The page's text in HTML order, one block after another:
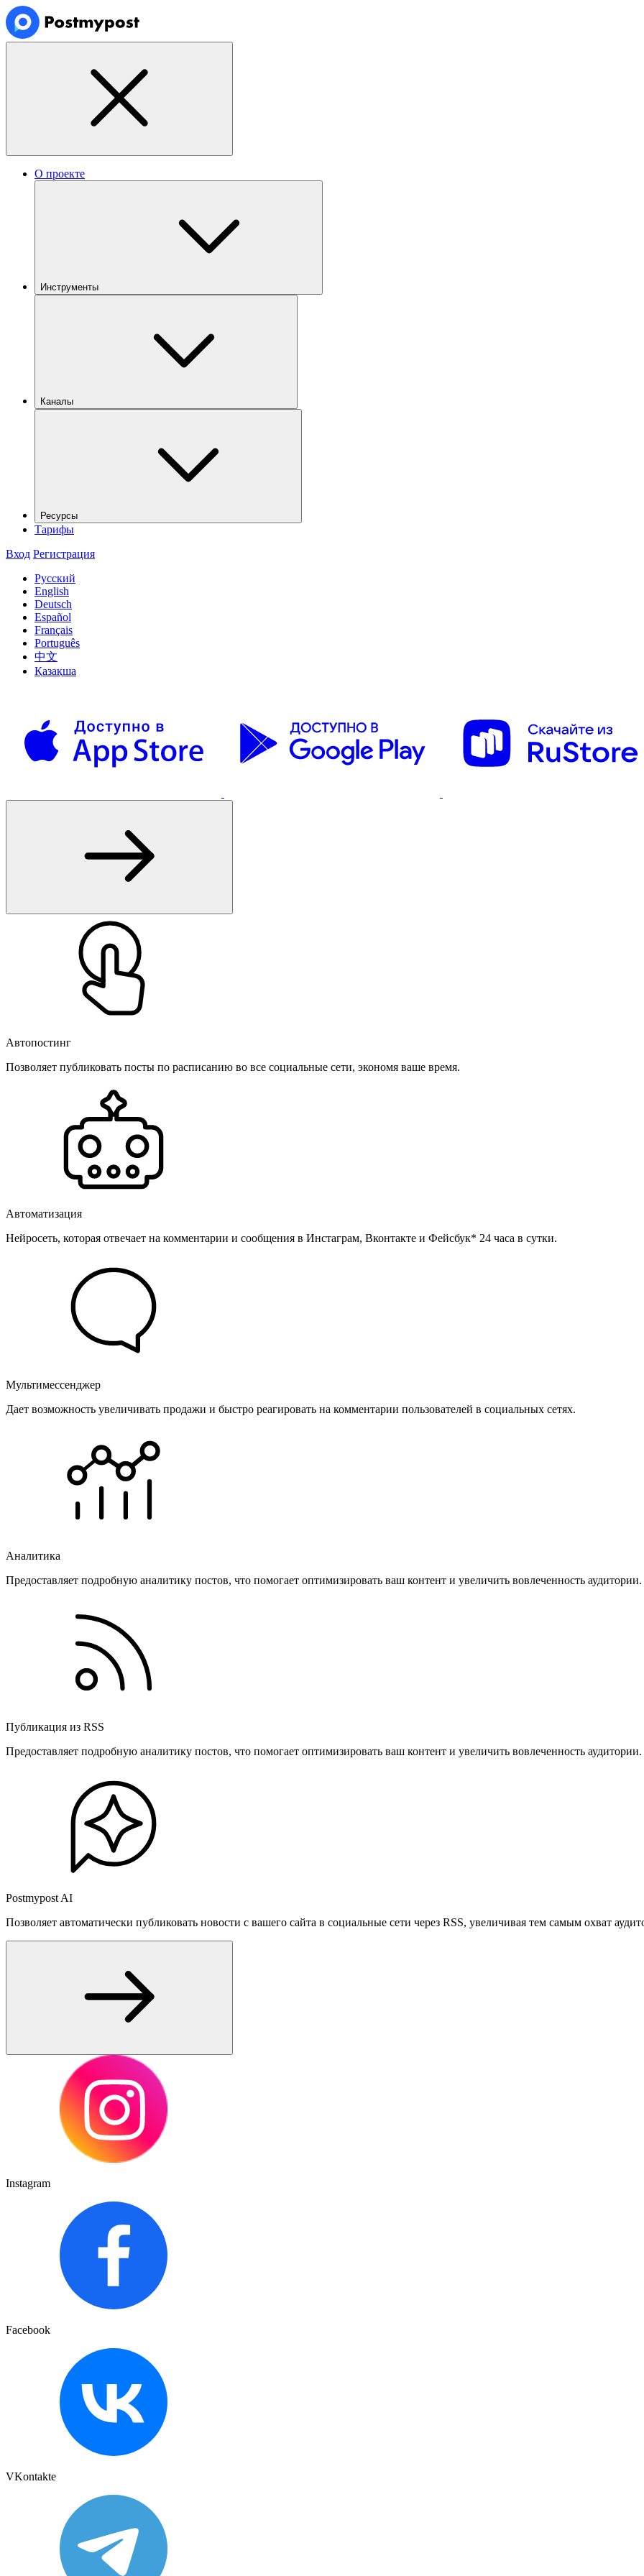
О проекте
Инструменты
Каналы
Ресурсы
Тарифы
Вход Регистрация
Русский
English
Deutsch
Español
Français
Português
中文
Қазақша
Автопостинг
Позволяет публиковать посты по расписанию во все социальные сети, экономя ваше время.
Автоматизация
Нейросеть, которая отвечает на комментарии и сообщения в Инстаграм, Вконтакте и Фейсбук* 24 часа в сутки.
Мультимессенджер
Дает возможность увеличивать продажи и быстро реагировать на комментарии пользователей в социальных сетях.
Аналитика
Предоставляет подробную аналитику постов, что помогает оптимизировать ваш контент и увеличить вовлеченность аудитории.
Публикация из RSS
Предоставляет подробную аналитику постов, что помогает оптимизировать ваш контент и увеличить вовлеченность аудитории.
Postmypost AI
Позволяет автоматически публиковать новости с вашего сайта в социальные сети через RSS, увеличивая тем самым охват
Instagram
Facebook
VKontakte